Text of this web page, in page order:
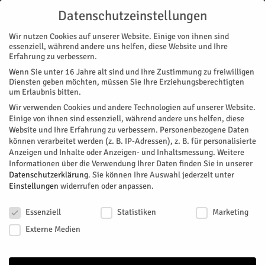
Start Magazin Geschichte/n Durch Festung und Schloss
MAGAZIN GESCHICHTE/N
Durch Festung und Schloss
VonHERZOG Redaktion- Mai 1, 2026 71 0
Facebook Twitter
Datenschutzeinstellungen
Wir nutzen Cookies auf unserer Website. Einige von ihnen sind
essenziell, während andere uns helfen, diese Website und Ihre
Erfahrung zu verbessern.
Wenn Sie unter 16 Jahre alt sind und Ihre Zustimmung zu freiwilligen
Diensten geben möchten, müssen Sie Ihre Erziehungsberechtigten
um Erlaubnis bitten.
Wir verwenden Cookies und andere Technologien auf unserer Website.
Einige von ihnen sind essenziell, während andere uns helfen, diese
Website und Ihre Erfahrung zu verbessern. Personenbezogene Daten
können verarbeitet werden (z. B. IP-Adressen), z. B. für personalisierte
Anzeigen und Inhalte oder Anzeigen- und Inhaltsmessung. Weitere
Informationen über die Verwendung Ihrer Daten finden Sie in unserer
Datenschutzerklärung. Sie können Ihre Auswahl jederzeit unter
Einstellungen widerrufen oder anpassen.
Essenziell
Statistiken
Marketing
Externe Medien